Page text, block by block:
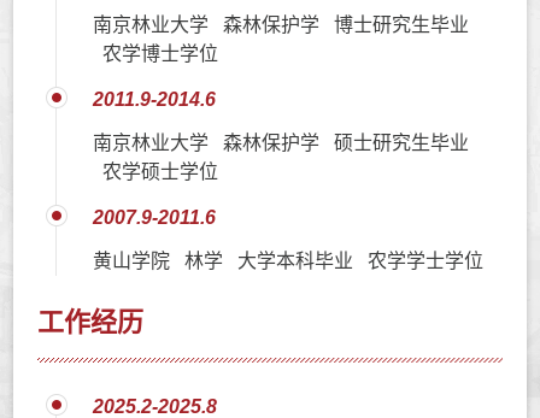
南京林业大学 森林保护学 博士研究生毕业
农学博士学位
2011.9-2014.6
南京林业大学 森林保护学 硕士研究生毕业
农学硕士学位
2007.9-2011.6
黄山学院 林学 大学本科毕业 农学学士学位
工作经历
2025.2-2025.8